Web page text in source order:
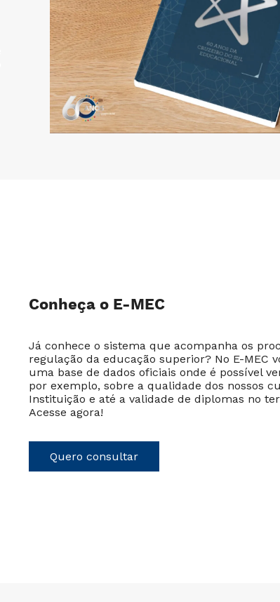
Conheça o E-MEC
Já conhece o sistema que acompanha os
regulação da educação superior? No E-MEC
uma base de dados oficiais onde é possível
por exemplo, sobre a qualidade dos nossos
Instituição e até a validade de diplomas no
Acesse agora!
Quero consultar